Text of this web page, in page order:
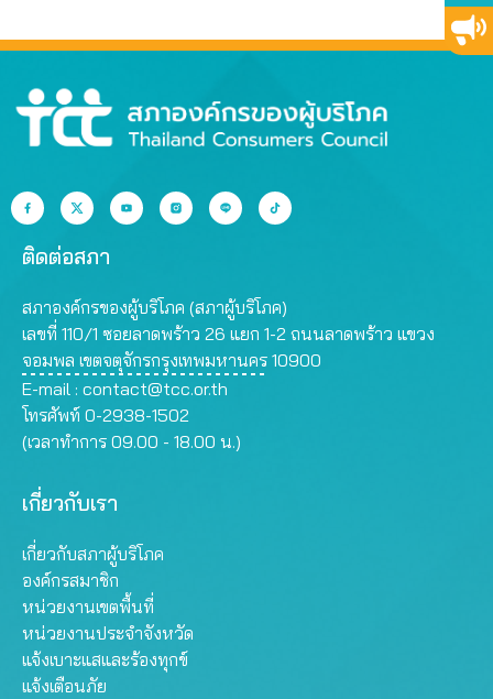
โครงสร้างใต้ดินทั้งระบบ
ติดต่อสภา
สภาองค์กรของผู้บริโภค (สภาผู้บริโภค)
เลขที่ 110/1 ซอยลาดพร้าว 26 แยก 1-2 ถนนลาดพร้าว แขวง
จอมพล เขตจตุจักรกรุงเทพมหานคร 10900
E-mail : contact@tcc.or.th
โทรศัพท์ 0-2938-1502
(เวลาทำการ 09.00 - 18.00 น.)
เกี่ยวกับเรา
เกี่ยวกับสภาผู้บริโภค
องค์กรสมาชิก
หน่วยงานเขตพื้นที่
หน่วยงานประจำจังหวัด
แจ้งเบาะแสและร้องทุกข์
แจ้งเตือนภัย